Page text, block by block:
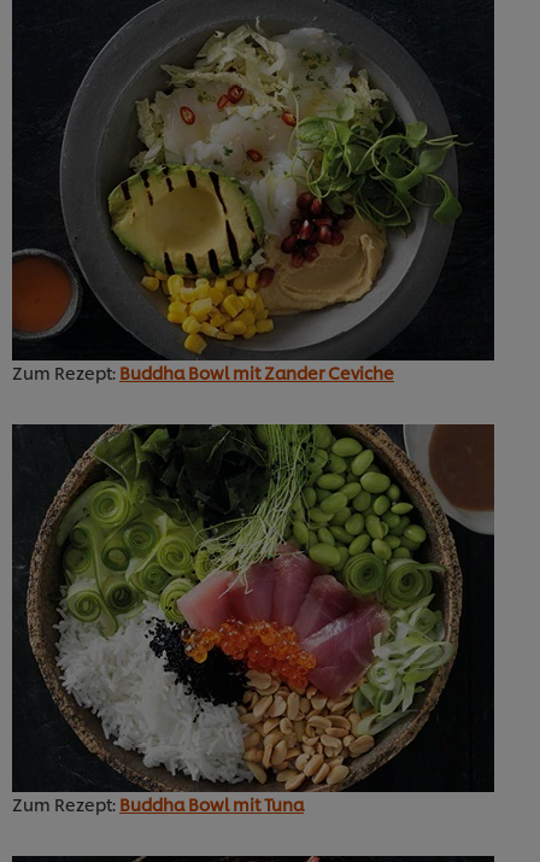
Zum Rezept: Buddha Bowl mit Zander Ceviche
Zum Rezept: Buddha Bowl mit Tuna